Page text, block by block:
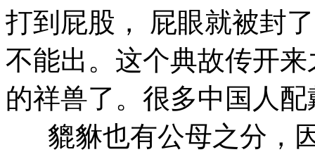
打到屁股， 屁眼就被封
不能出。这个典故传开
的祥兽了。很多中国人
貔貅也有公母之分，